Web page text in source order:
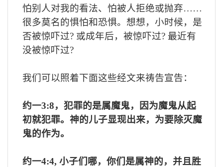
怕别人对我的看法、怕被人拒绝或抛弃……
很多莫名的惧怕和恐惧。想想，小时候，是
否被惊吓过? 或成年后，被惊吓过? 最近有
没被惊吓过?
我们可以照着下面这些经文来祷告宣告：
约一3:8，犯罪的是属魔鬼，因为魔鬼从起
初就犯罪。神的儿子显现出来，为要除灭魔
鬼的作为。
约一4:4,小子们哪，你们是属神的，并且胜